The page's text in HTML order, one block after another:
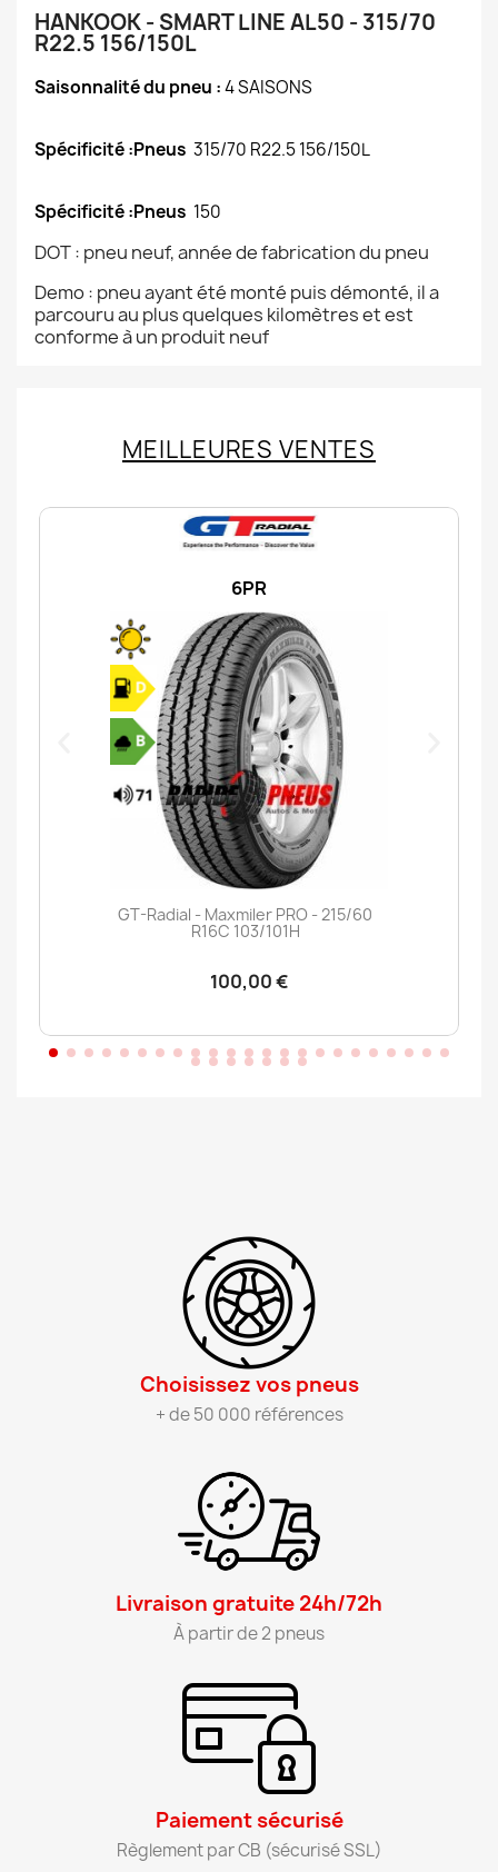
HANKOOK - SMART LINE AL50 - 315/70
R22.5 156/150L
Saisonnalité du pneu :4 SAISONS
Spécificité :Pneus 315/70 R22.5 156/150L
Spécificité :Pneus 150
DOT : pneu neuf, année de fabrication du pneu
Demo : pneu ayant été monté puis démonté, il a
parcouru au plus quelques kilomètres et est
conforme à un produit neuf
MEILLEURES VENTES
6PR
GT-Radial - Maxmiler PRO - 215/60
R16C 103/101H
100,00 €
Choisissez vos pneus​
+ de 50 000 références
Livraison gratuite 24h/72h​
À partir de 2 pneus​
Paiement sécurisé​
Règlement par CB (sécurisé SSL)​